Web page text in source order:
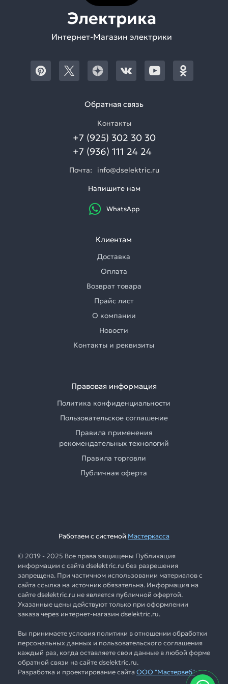
Электрика
Интернет-Магазин электрики
Обратная связь
Контакты
+7 (925) 302 30 30
+7 (936) 111 24 24
Почта:
info@dselektric.ru
Напишите нам
WhatsApp
Клиентам
Доставка
Оплата
Возврат товара
Прайс лист
О компании
Новости
Контакты и реквизиты
Правовая информация
Политика конфиденциальности
Пользовательское соглашение
Правила применения
рекомендательных технологий
Правила торговли
Публичная оферта
Работаем с системой Мастеркасса
© 2019 - 2025 Все права защищены Публикация
информации с сайта dselektric.ru без разрешения
запрещена. При частичном использовании материалов с
сайта ссылка на источник обязательна. Информация на
сайте dselektric.ru не является публичной офертой.
Указанные цены действуют только при оформлении
заказа через интернет-магазин dselektric.ru.
Вы принимаете условия политики в отношении обработки
персональных данных и пользовательского соглашения
каждый раз, когда оставляете свои данные в любой форме
обратной связи на сайте dselektric.ru.
Разработка и проектирование сайта ООО "Мастервеб"